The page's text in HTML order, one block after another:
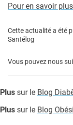
Pour en savoir
Cette actualité a été
Santélog
Vous pouvez nous
Plus sur le Blog
Plus sur le Blog